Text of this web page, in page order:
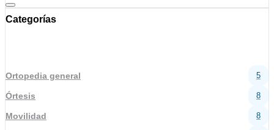
Categorías
Ortopedia general 5
Órtesis 8
Movilidad 8